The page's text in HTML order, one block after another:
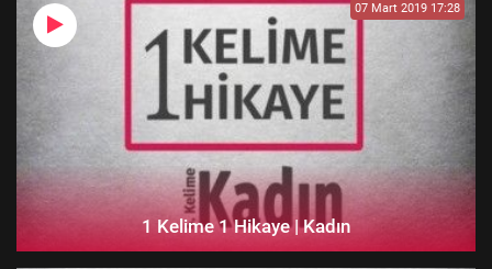
07 Mart 2019 17:28
1 Kelime 1 Hikaye | Kadın